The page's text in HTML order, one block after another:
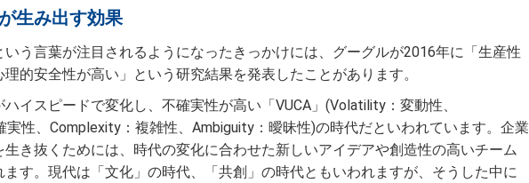
生み出す効果
いう言葉が注目されるようになったきっかけには、グーグルが2016年に「生産性
的安全性が高い」という研究結果を発表したことがあります。
イスピードで変化し、不確実性が高い「VUCA」(Volatility：変動性、
実性、Complexity：複雑性、Ambiguity：曖昧性)の時代だといわれています。企業
生き抜くためには、時代の変化に合わせた新しいアイデアや創造性の高いチーム
す。現代は「文化」の時代、「共創」の時代ともいわれますが、そうした中に